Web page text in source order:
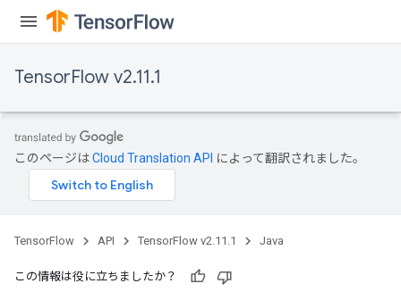
TensorFlow v2.11.1
このページはCloud Translation API によって翻訳されました。
TensorFlow API TensorFlow v2.11.1 Java
この情報は役に立ちましたか？